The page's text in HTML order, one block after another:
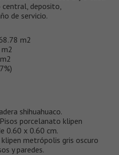
deposito,
de servicio.
m2
shihuahuaco.
porcelanato klipen
0.60 x 0.60 cm.
metrópolis gris oscuro
y paredes.